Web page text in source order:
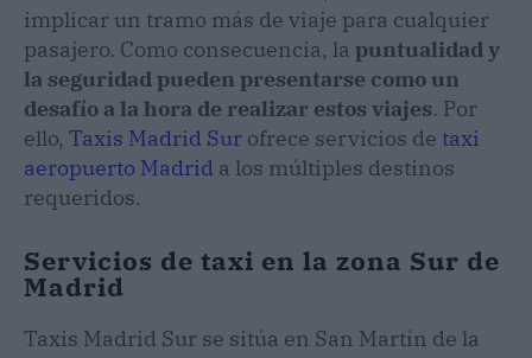
implicar un tramo más de viaje para cualquier
pasajero. Como consecuencia, la puntualidad y
la seguridad pueden presentarse como un
desafío a la hora de realizar estos viajes. Por
ello, Taxis Madrid Sur ofrece servicios de taxi
aeropuerto Madrid a los múltiples destinos
requeridos.
Servicios de taxi en la zona Sur de
Madrid
Taxis Madrid Sur se sitúa en San Martín de la